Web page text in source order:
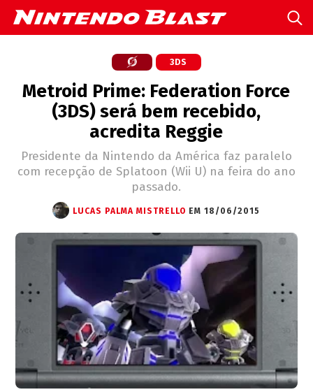
3DS
Metroid Prime: Federation Force
(3DS) será bem recebido,
acredita Reggie
Presidente da Nintendo da América faz paralelo
com recepção de Splatoon (Wii U) na feira do ano
passado.
LUCAS PALMA MISTRELLO EM 18/06/2015